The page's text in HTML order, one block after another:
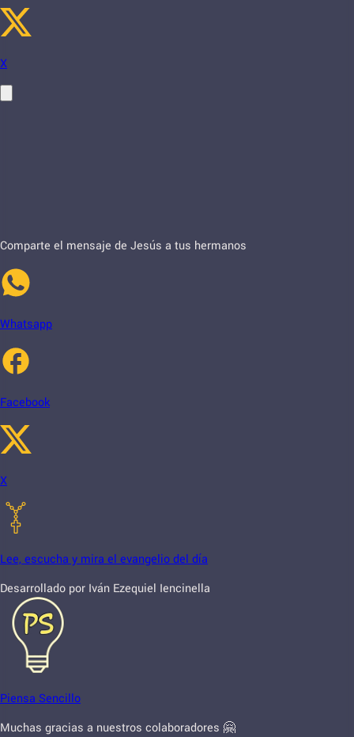
X
Comparte el mensaje de Jesús a tus hermanos
Whatsapp
Facebook
X
Lee, escucha y mira el evangelio del día
Desarrollado por Iván Ezequiel Iencinella
Piensa Sencillo
Muchas gracias a nuestros colaboradores 🤗